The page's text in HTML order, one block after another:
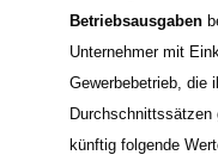
Betriebsausgaben
Unternehmer mit
Gewerbebetrieb, die
künf­tig fol­gen­de